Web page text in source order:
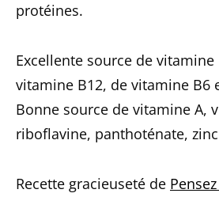
protéines.
Excellente source de
vitamine B12, de vitamine B6
Bonne source de vitamine A,
riboflavine, panthoténate,
Recette gracieuseté de